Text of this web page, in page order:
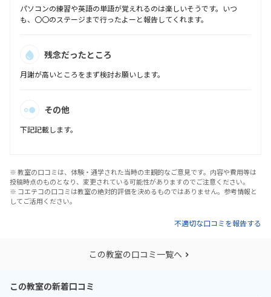
パソコンの練習や英語の単語が覚えれるのは楽しいそうです。いつ
も、〇〇のステージまで行ったよーと報告してくれます。
残念だったところ
月謝が高いところをまず検討お願いします。
その他
下記記載します。
※ 教室の口コミは、体験・通学された当時の主観的なご意見です。内容や費用等は
投稿時点のものとなり、変更されている可能性がありますのでご注意ください。
※ コエテコの口コミは教室の絶対的評価を決めるものではありません。参考情報と
してご活用ください。
不適切な口コミを報告する
この教室の口コミ一覧へ
この教室の新着口コミ